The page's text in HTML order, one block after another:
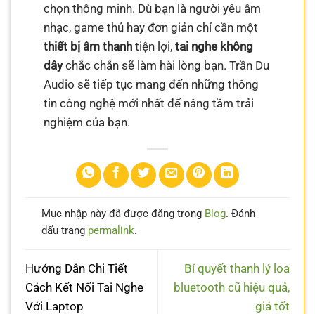
chọn thông minh. Dù bạn là người yêu âm
nhạc, game thủ hay đơn giản chỉ cần một
thiết bị âm thanh tiện lợi,tai nghe không
dâychắc chắn sẽ làm hài lòng bạn. Trần Du
Audio sẽ tiếp tục mang đến những thông
tin công nghệ mới nhất để nâng tầm trải
nghiệm của bạn.
Mục nhập này đã được đăng trong Blog. Đánh
dấu trang permalink.
Hướng Dẫn Chi Tiết
Cách Kết Nối Tai Nghe
Với Laptop
Bí quyết thanh lý loa
bluetooth cũ hiệu quả,
giá tốt